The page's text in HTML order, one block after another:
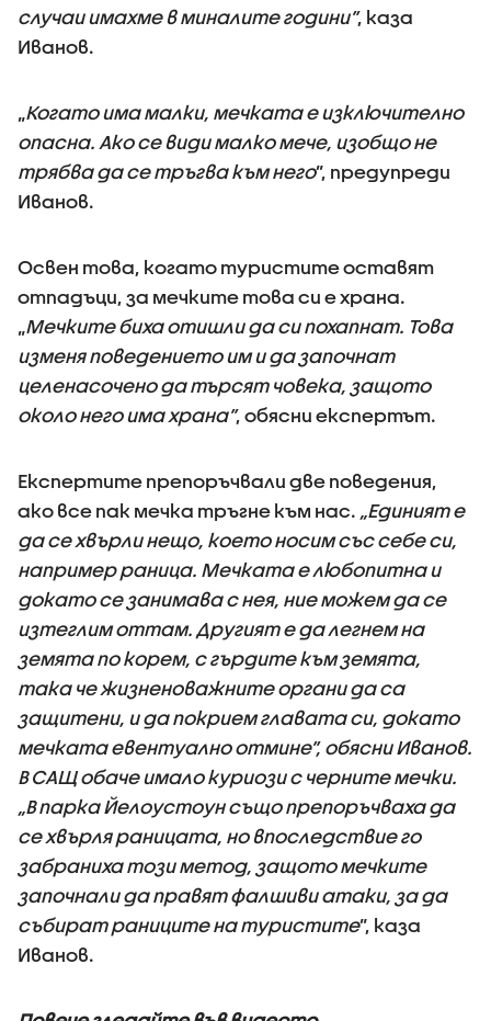
случаи имахме в миналите години”, каза
Иванов.
„Когато има малки, мечката е изключително
опасна. Ако се види малко мече, изобщо не
трябва да се тръгва към него”, предупреди
Иванов.
Освен това, когато туристите оставят
отпадъци, за мечките това си е храна.
„Мечките биха отишли да си похапнат. Това
изменя поведението им и да започнат
целенасочено да търсят човека, защото
около него има храна”, обясни експертът.
Експертите препоръчвали две поведения,
ако все пак мечка тръгне към нас. „Единият е
да се хвърли нещо, което носим със себе си,
например раница. Мечката е любопитна и
докато се занимава с нея, ние можем да се
изтеглим оттам. Другият е да легнем на
земята по корем, с гърдите към земята,
така че жизненоважните органи да са
защитени, и да покрием главата си, докато
мечката евентуално отмине”, обясни Иванов.
В САЩ обаче имало куриози с черните мечки.
„В парка Йелоустоун също препоръчваха да
се хвърля раницата, но впоследствие го
забраниха този метод, защото мечките
започнали да правят фалшиви атаки, за да
събират раниците на туристите”, каза
Иванов.